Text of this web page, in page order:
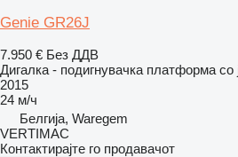
Genie GR26J
7.950 € Без ДДВ
Дигалка - подигнувачка платформа со
2015
24 м/ч
Белгија, Waregem
VERTIMAC
Контактирајте го продавачот